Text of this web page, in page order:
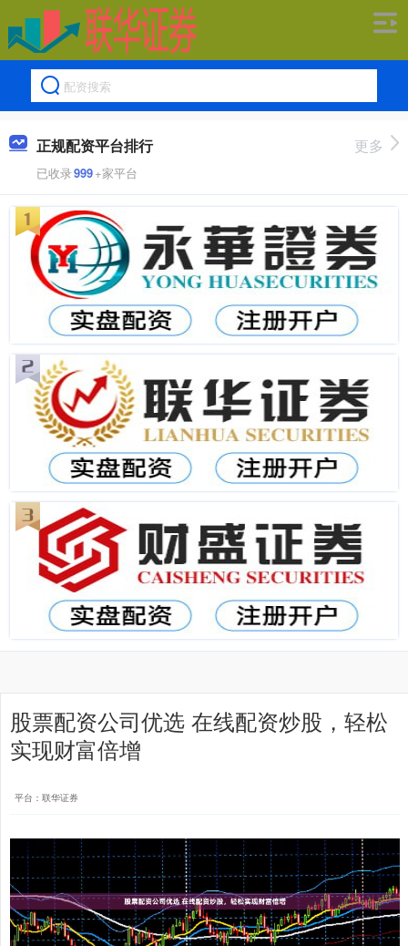
正规配资平台排行
已收录999+家平台
更多
股票配资公司优选 在线配资炒股，轻松
实现财富倍增
平台：联华证券